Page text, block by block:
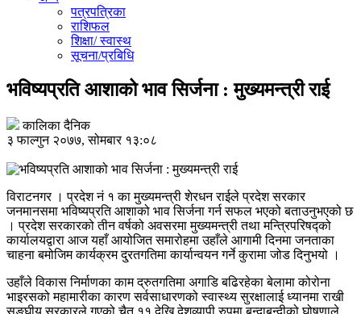
पत्रपत्रिका
राशिफल
शिक्षा/ स्वास्थ
सूचना/प्रबिधि
भविष्यप्रति आशाको भाव सिर्जना : मुख्यमन्त्री राई
कालिका दैनिक
३ फाल्गुन २०७७, सोमबार १३:०८
विराटनगर । प्रदेश नं १ का मुख्यमन्त्री शेरधन राईले प्रदेश सरकार
जनमानसमा भविष्यप्रति आशाको भाव सिर्जना गर्न सफल भएको बताउनुभएको छ
। प्रदेश सरकारको तीन वर्षको अवसरमा मुख्यमन्त्री तथा मन्त्रिपरिषद्को
कार्यालयद्वारा आज यहाँ आयोजित समारोहमा उहाँले आगामी दिनमा जनताका
चाहना बमोजिम कार्यक्रम दु्रतगतिमा कार्यान्वयन गर्ने कुरामा जोड दिनुभयो ।
उहाँले विकास निर्माणका काम द्रुतगतिमा अगाडि बढिरहेका बेलामा कोरोना
भाइरसको महामारीका कारण सर्वसाधारणको स्वास्थ्य सुरक्षालाई ध्यानमा राखी
सङ्घीय सरकारले गएको चैत ११ देखि देशव्यापी रुपमा बन्दाबन्दीको घोषणाले